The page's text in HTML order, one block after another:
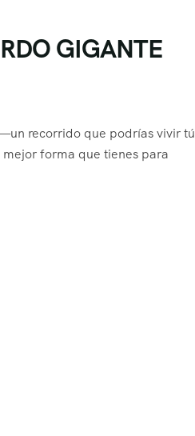
GIGANTE
recorrido que podrías vivir tú
forma que tienes para